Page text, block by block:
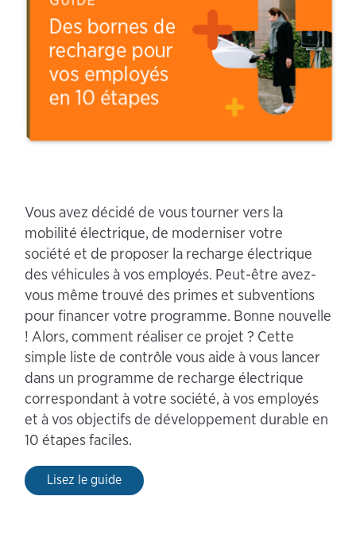
Vous avez décidé de vous tourner vers la
mobilité électrique, de moderniser votre
société et de proposer la recharge électrique
des véhicules à vos employés. Peut-être avez-
vous même trouvé des primes et subventions
pour financer votre programme. Bonne nouvelle
! Alors, comment réaliser ce projet ? Cette
simple liste de contrôle vous aide à vous lancer
dans un programme de recharge électrique
correspondant à votre société, à vos employés
et à vos objectifs de développement durable en
10 étapes faciles.
Lisez le guide